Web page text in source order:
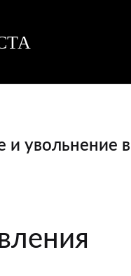
и увольнение в